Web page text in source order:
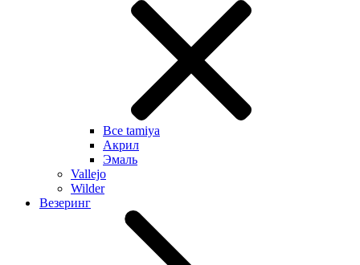
Все tamiya
Акрил
Эмаль
Vallejo
Wilder
Везеринг